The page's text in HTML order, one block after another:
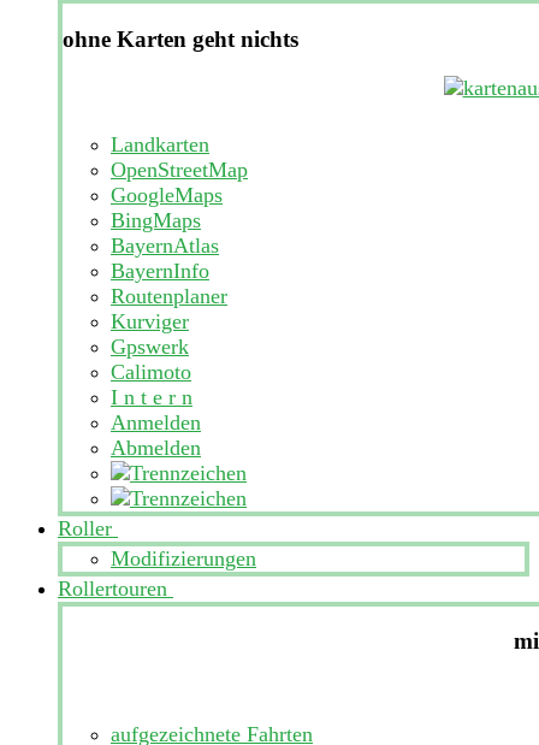
ohne Karten geht nichts
Landkarten
OpenStreetMap
GoogleMaps
BingMaps
BayernAtlas
BayernInfo
Routenplaner
Kurviger
Gpswerk
Calimoto
I n t e r n
Anmelden
Abmelden
Roller
Modifizierungen
Rollertouren
aufgezeichnete Fahrten